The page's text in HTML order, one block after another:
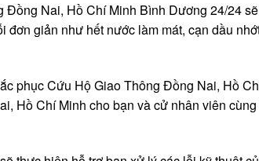
Nai, Hồ Chí Minh Bình Dương 24/24
giản như hết nước làm mát, cạn dầu
phục Cứu Hộ Giao Thông Đồng Nai, Hồ
Hồ Chí Minh cho bạn và cử nhân viên